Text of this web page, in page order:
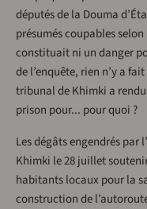
députés de la Douma
présumés coupables
constituait ni un danger
de l’enquête, rien n’y a
tribunal de Khimki a
prison pour... pour quoi ?
Les dégâts engendrés par
Khimki le 28 juillet
habitants locaux pour la
construction de